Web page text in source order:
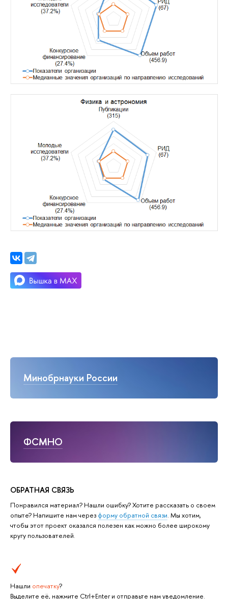
Минобрнауки России
ФСМНО
ОБРАТНАЯ СВЯЗЬ
Понравился материал? Нашли ошибку? Хотите рассказать о своем
опыте? Напишите нам через форму обратной связи. Мы хотим,
чтобы этот проект оказался полезен как можно более широкому
кругу пользователей.
Нашли опечатку?
Выделите её, нажмите Ctrl+Enter и отправьте нам уведомление.